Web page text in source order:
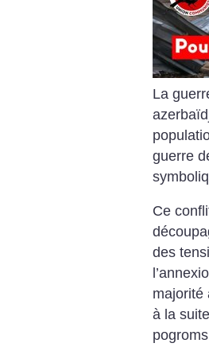
La
guerre
Ce
des
majorité
à la